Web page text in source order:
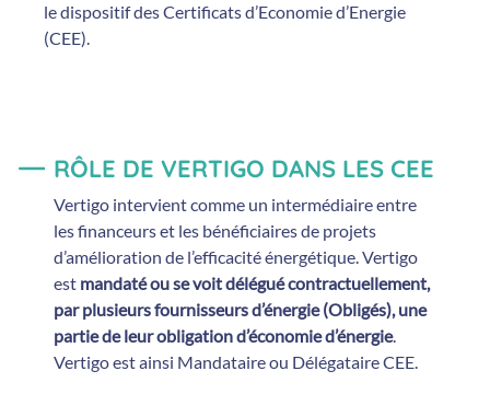
le dispositif des Certificats d’Economie d’Energie
(CEE).
RÔLE DE VERTIGO DANS LES CEE
Vertigo intervient comme un intermédiaire entre
les financeurs et les bénéficiaires de projets
d’amélioration de l’efficacité énergétique. Vertigo
est mandaté ou se voit délégué contractuellement,
par plusieurs fournisseurs d’énergie (Obligés), une
partie de leur obligation d’économie d’énergie.
Vertigo est ainsi Mandataire ou Délégataire CEE.